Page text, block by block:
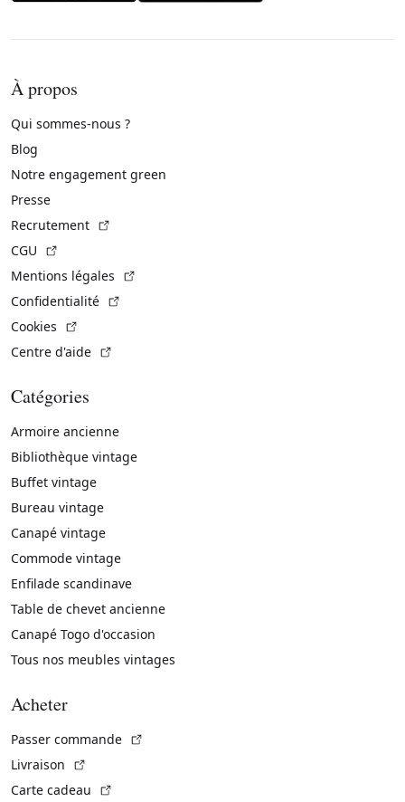
À propos
Qui sommes-nous ?
Blog
Notre engagement green
Presse
Recrutement
CGU
Mentions légales
Confidentialité
Cookies
Centre d'aide
Catégories
Armoire ancienne
Bibliothèque vintage
Buffet vintage
Bureau vintage
Canapé vintage
Commode vintage
Enfilade scandinave
Table de chevet ancienne
Canapé Togo d'occasion
Tous nos meubles vintages
Acheter
Passer commande
Livraison
Carte cadeau